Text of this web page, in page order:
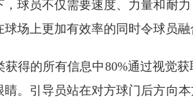
，球员不仅需要速度、力量和耐
球场上更加有效率的同时令球员
获得的所有信息中80%通过视觉
睛。引导员站在对方球门后方向